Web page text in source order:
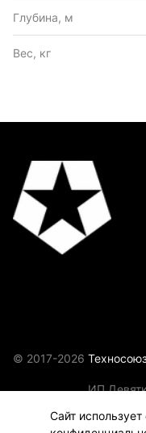
Сайт
Глубина, м
Вес, кг
© 2017-2026
ИП